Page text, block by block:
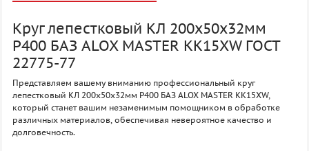
Круг лепестковый КЛ 200х50х32мм
P400 БАЗ ALOX MASTER KK15XW ГОСТ
22775-77
Представляем вашему вниманию профессиональный круг
лепестковый КЛ 200х50х32мм P400 БАЗ ALOX MASTER KK15XW,
который станет вашим незаменимым помощником в обработке
различных материалов, обеспечивая невероятное качество и
долговечность.